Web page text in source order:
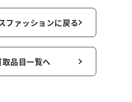
ファッションに戻る
取品目一覧へ